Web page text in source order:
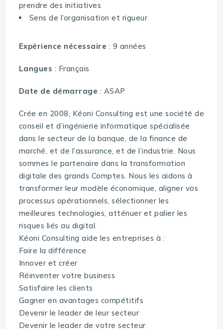
prendre des initiatives
Sens de l’organisation et rigueur
Expérience nécessaire : 9 années
Langues : Français
Date de démarrage : ASAP
Crée en 2008, Kéoni Consulting est une société de
conseil et d’ingénierie informatique spécialisée
dans le secteur de la banque, de la finance de
marché, et de l’assurance, et de l’industrie. Nous
sommes le partenaire dans la transformation
digitale des grands Comptes. Nous les aidons à
transformer leur modèle économique, aligner vos
processus opérationnels, sélectionner les
meilleures technologies, atténuer et palier les
risques liés au digital.
Kéoni Consulting aide les entreprises à :
Faire la différence
Innover et créer
Réinventer votre business
Satisfaire les clients
Gagner en avantages compétitifs
Devenir le leader de leur secteur
Devenir le leader de votre secteur